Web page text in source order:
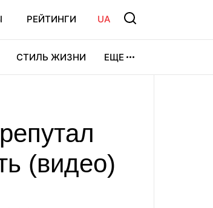
РЕЙТИНГИ UA
СТИЛЬ ЖИЗНИ ЕЩЕ
(видео)